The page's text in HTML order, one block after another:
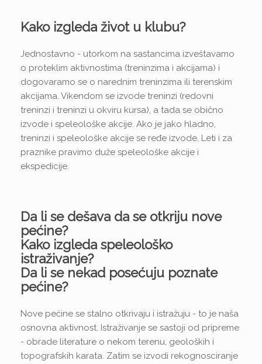
Kako izgleda život u klubu?
Jednostavno - utorkom na sastancima izveštavamo
o proteklim aktivnostima (treninzima i akcijama) i
dogovaramo se o narednim treninzima ili terenskim
akcijama. Vikendom se izvode treninzi (redovni
treninzi i treninzi u okviru kursa), a tada se obično
izvode i speleološke akcije. Ako je jako hladno,
treninzi i speleološke akcije se ređe izvode. Leti i za
praznike pravimo duže speleološke akcije i
ekspedicije.
Da li se dešava da se otkriju nove
pećine?
Kako izgleda speleološko
istraživanje?
Da li se nekad posećuju poznate
pećine?
Nove pećine se stalno otkrivaju i istražuju - to je naša
osnovna aktivnost. Istraživanje se sastoji od pripreme
- obrade literature o nekom terenu, geoloških i
topografskih karata. Zatim se izvodi rekognosciranje